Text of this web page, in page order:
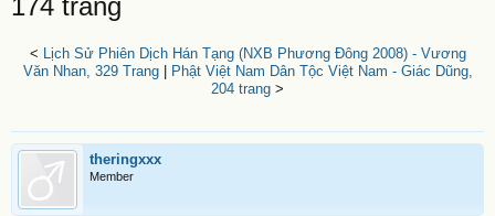
174 trang
< Lịch Sử Phiên Dịch Hán Tạng (NXB Phương Đông 2008) - Vương
Văn Nhan, 329 Trang|
Phật Việt Nam Dân Tộc Việt Nam - Giác Dũng,
204 trang >
theringxxx
Member